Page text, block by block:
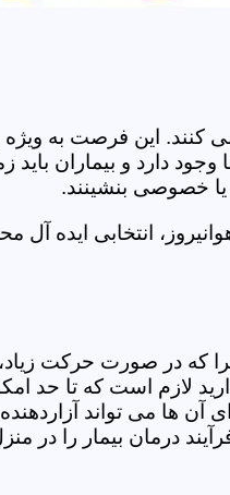
می کنند. این فرصت به
دارد و بیماران
یا خصوصی بنشینند.
انتخابی ایده
که در صورت حرکت
است که تا حد
ها می تواند
درمان بیمار را در